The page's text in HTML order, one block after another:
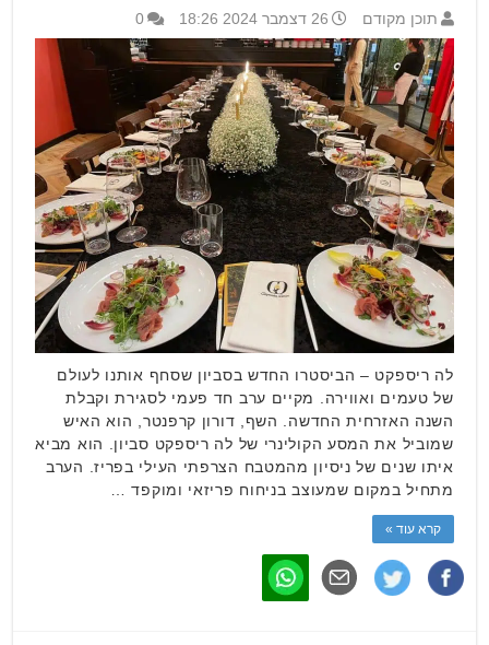
תוכן מקודם 26 דצמבר 2024 18:26 0
לה ריספקט – הביסטרו החדש בסביון שסחף אותנו לעולם
של טעמים ואווירה. מקיים ערב חד פעמי לסגירת וקבלת
השנה האזרחית החדשה. השף, דורון קרפנטר, הוא האיש
שמוביל את המסע הקולינרי של לה ריספקט סביון. הוא מביא
איתו שנים של ניסיון מהמטבח הצרפתי העילי בפריז. הערב
מתחיל במקום שמעוצב בניחוח פריזאי ומוקפד …
קרא עוד »